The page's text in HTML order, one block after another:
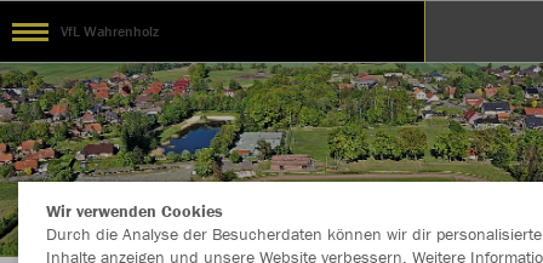
VfL Wahrenholz
Wir verwenden Cookies
Durch die Analyse der Besucherdaten können wir dir personalisierte
Inhalte anzeigen und unsere Website verbessern. Weitere